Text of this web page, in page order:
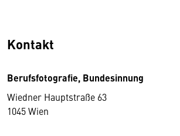
Kontakt
Berufsfotografie, Bundesinnung
Wiedner Hauptstraße 63
1045 Wien